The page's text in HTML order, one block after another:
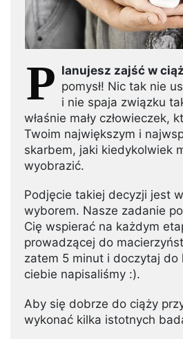
P lanujesz zajść w
pomysł! Nic tak nie
i nie spaja związku
właśnie mały człowieczek,
Twoim największym i
skarbem, jaki kiedykolwiek
wyobrazić.
Podjęcie takiej decyzji jest
wyborem. Nasze zadanie
Cię wspierać na każdym
prowadzącej do
zatem 5 minut i doczytaj do
ciebie napisaliśmy :).
Aby się dobrze do ciąży
wykonać kilka istotnych